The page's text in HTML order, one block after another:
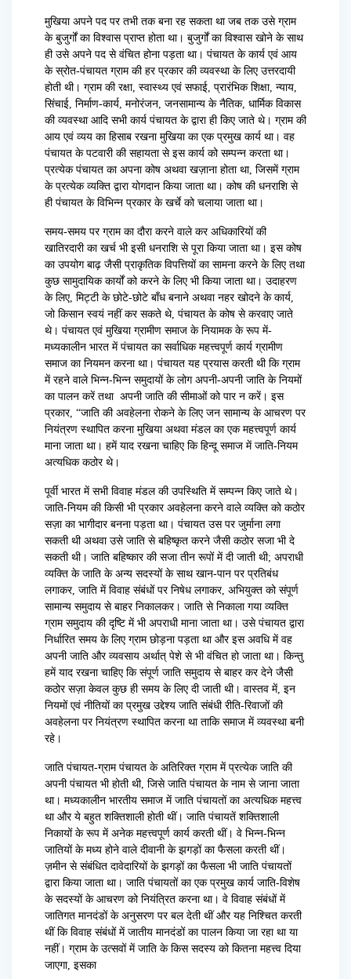
मुखिया अपने पद पर तभी तक बना रह सकता था जब तक उसे ग्राम
के बुजुर्गों का विश्वास प्राप्त होता था। बुजुर्गों का विश्वास खोने के साथ
ही उसे अपने पद से वंचित होना पड़ता था। पंचायत के कार्य एवं आय
के स्रोत-पंचायत ग्राम की हर प्रकार की व्यवस्था के लिए उत्तरदायी
होती थी। ग्राम की रक्षा, स्वास्थ्य एवं सफाई, प्रारंभिक शिक्षा, न्याय,
सिंचाई, निर्माण-कार्य, मनोरंजन, जनसामान्य के नैतिक, धार्मिक विकास
की व्यवस्था आदि सभी कार्य पंचायत के द्वारा ही किए जाते थे। ग्राम की
आय एवं व्यय का हिसाब रखना मुखिया का एक प्रमुख कार्य था। वह
पंचायत के पटवारी की सहायता से इस कार्य को सम्पन्न करता था।
प्रत्येक पंचायत का अपना कोष अथवा खज़ाना होता था, जिसमें ग्राम
के प्रत्येक व्यक्ति द्वारा योगदान किया जाता था। कोष की धनराशि से
ही पंचायत के विभिन्न प्रकार के खर्चे को चलाया जाता था।
समय-समय पर ग्राम का दौरा करने वाले कर अधिकारियों की
खातिरदारी का खर्च भी इसी धनराशि से पूरा किया जाता था। इस कोष
का उपयोग बाढ़ जैसी प्राकृतिक विपत्तियों का सामना करने के लिए तथा
कुछ सामुदायिक कार्यों को करने के लिए भी किया जाता था। उदाहरण
के लिए, मिट्टी के छोटे-छोटे बाँध बनाने अथवा नहर खोदने के कार्य,
जो किसान स्वयं नहीं कर सकते थे, पंचायत के कोष से करवाए जाते
थे। पंचायत एवं मुखिया ग्रामीण समाज के नियामक के रूप में-
मध्यकालीन भारत में पंचायत का सर्वाधिक महत्त्वपूर्ण कार्य ग्रामीण
समाज का नियमन करना था। पंचायत यह प्रयास करती थी कि ग्राम
में रहने वाले भिन्न-भिन्न समुदायों के लोग अपनी-अपनी जाति के नियमों
का पालन करें तथा अपनी जाति की सीमाओं को पार न करें। इस
प्रकार, “जाति की अवहेलना रोकने के लिए जन सामान्य के आचरण पर
नियंत्रण स्थापित करना मुखिया अथवा मंडल का एक महत्त्वपूर्ण कार्य
माना जाता था। हमें याद रखना चाहिए कि हिन्दू समाज में जाति-नियम
अत्यधिक कठोर थे।
पूर्वी भारत में सभी विवाह मंडल की उपस्थिति में सम्पन्न किए जाते थे।
जाति-नियम की किसी भी प्रकार अवहेलना करने वाले व्यक्ति को कठोर
सज़ा का भागीदार बनना पड़ता था। पंचायत उस पर जुर्माना लगा
सकती थी अथवा उसे जाति से बहिष्कृत करने जैसी कठोर सजा भी दे
सकती थी। जाति बहिष्कार की सजा तीन रूपों में दी जाती थी; अपराधी
व्यक्ति के जाति के अन्य सदस्यों के साथ खान-पान पर प्रतिबंध
लगाकर, जाति में विवाह संबंधों पर निषेध लगाकर, अभियुक्त को संपूर्ण
सामान्य समुदाय से बाहर निकालकर। जाति से निकाला गया व्यक्ति
ग्राम समुदाय की दृष्टि में भी अपराधी माना जाता था। उसे पंचायत द्वारा
निर्धारित समय के लिए ग्राम छोड़ना पड़ता था और इस अवधि में वह
अपनी जाति और व्यवसाय अर्थात् पेशे से भी वंचित हो जाता था। किन्तु
हमें याद रखना चाहिए कि संपूर्ण जाति समुदाय से बाहर कर देने जैसी
कठोर सज़ा केवल कुछ ही समय के लिए दी जाती थी। वास्तव में, इन
नियमों एवं नीतियों का प्रमुख उद्देश्य जाति संबंधी रीति-रिवाजों की
अवहेलना पर नियंत्रण स्थापित करना था ताकि समाज में व्यवस्था बनी
रहे।
जाति पंचायत-ग्राम पंचायत के अतिरिक्त ग्राम में प्रत्येक जाति की
अपनी पंचायत भी होती थी, जिसे जाति पंचायत के नाम से जाना जाता
था। मध्यकालीन भारतीय समाज में जाति पंचायतों का अत्यधिक महत्त्व
था और ये बहुत शक्तिशाली होती थीं। जाति पंचायतें शक्तिशाली
निकायों के रूप में अनेक महत्त्वपूर्ण कार्य करती थीं। वे भिन्न-भिन्न
जातियों के मध्य होने वाले दीवानी के झगड़ों का फैसला करती थीं।
ज़मीन से संबंधित दावेदारियों के झगड़ों का फैसला भी जाति पंचायतों
द्वारा किया जाता था। जाति पंचायतों का एक प्रमुख कार्य जाति-विशेष
के सदस्यों के आचरण को नियंत्रित करना था। वे विवाह संबंधों में
जातिगत मानदंडों के अनुसरण पर बल देती थीं और यह निश्चित करती
थीं कि विवाह संबंधों में जातीय मानदंडों का पालन किया जा रहा था या
नहीं। ग्राम के उत्सवों में जाति के किस सदस्य को कितना महत्त्व दिया
जाएगा, इसका